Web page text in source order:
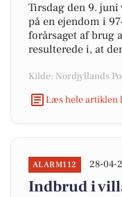
Tirsdag den 9.
på en ejendom i
forårsaget af brug
resulterede i, at
Kilde: Nordjyllands
Læs hele artiklen
ALARM112 28-04-
Indbrud i